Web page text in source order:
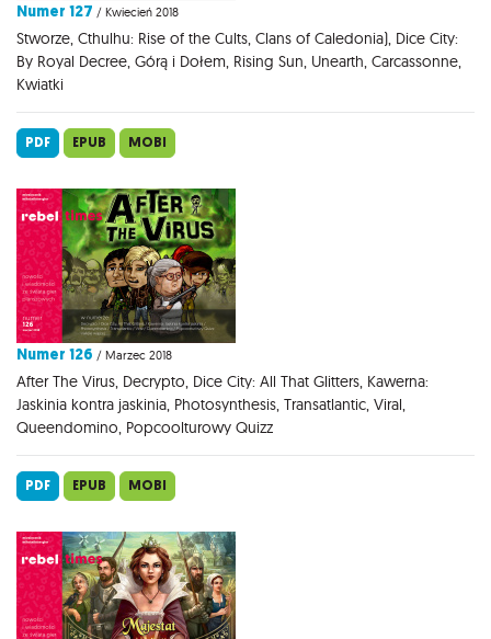
Numer 127 / Kwiecień 2018
Stworze, Cthulhu: Rise of the Cults, Clans of Caledonia), Dice City:
By Royal Decree, Górą i Dołem, Rising Sun, Unearth, Carcassonne,
Kwiatki
PDF EPUB MOBI
Numer 126 / Marzec 2018
After The Virus, Decrypto, Dice City: All That Glitters, Kawerna:
Jaskinia kontra jaskinia, Photosynthesis, Transatlantic, Viral,
Queendomino, Popcoolturowy Quizz
PDF EPUB MOBI